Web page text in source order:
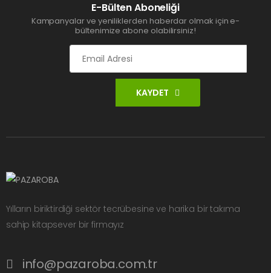
E-Bülten Aboneliği
Kampanyalar ve yeniliklerden haberdar olmak için e-
bültenimize abone olabilirsiniz!
KAYDET
Yılların biriktirdiği sektör tecrübesine ve harika bir takıma
sahip kitapsever bir firmayız
info@pazaroba.com.tr